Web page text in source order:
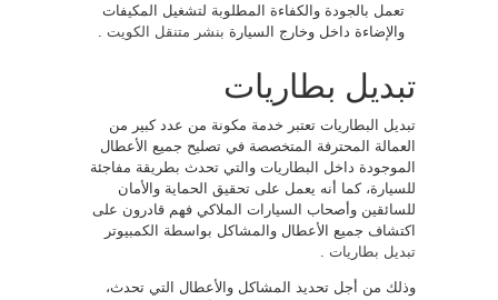
تعمل بالجودة والكفاءة المطلوبة لتشغيل المكيفات
والإضاءة داخل وخارج السيارة بنشر متنقل الكويت
تبديل بطاريات
تبديل البطاريات تعتبر خدمة مكونة من عدد كبير من
العمالة المحترفة المتخصصة في تصليح جميع الأعطال
الموجودة داخل البطاريات والتي تحدث بطريقة مفاجئة
للسيارة، كما أنه يعمل على تحقيق الحماية والأمان
للسائقين وأصحاب السيارات الملاكي فهم قادرون على
اكتشاف جميع الأعطال والمشاكل بواسطة الكمبيوتر
تبديل بطاريات
وذلك من أجل تحديد المشاكل والأعطال التي تحدث،